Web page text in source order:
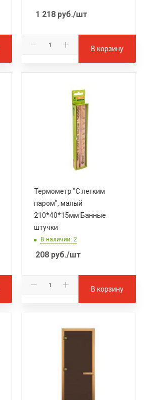
1 218руб./шт
В корзину
Термометр "С легким
паром", малый
210*40*15мм Банные
штучки
В наличии: 2
208руб./шт
В корзину